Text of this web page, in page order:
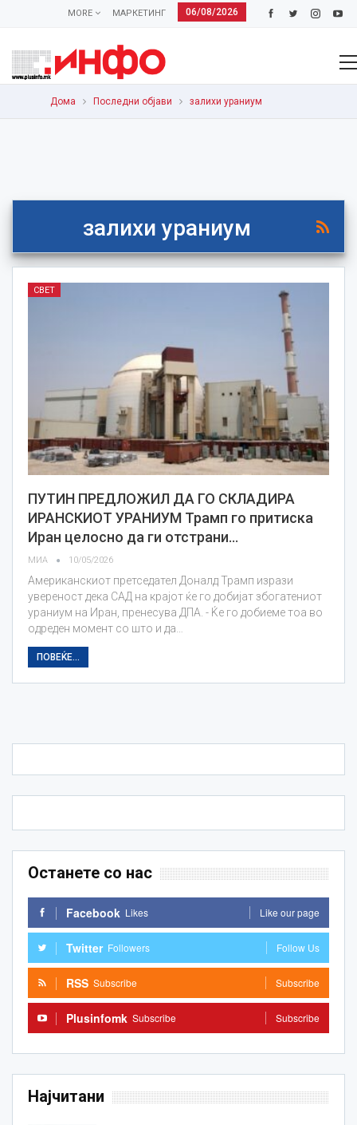
06/08/2026
МАРКЕТИНГ
MORE
Дома Последни објави залихи ураниум
залихи ураниум
СВЕТ
ПУТИН ПРЕДЛОЖИЛ ДА ГО СКЛАДИРА
ИРАНСКИОТ УРАНИУМ Трамп го притиска
Иран целосно да ги отстрани…
МИА 10/05/2026
Американскиот претседател Доналд Трамп изрази
увереност дека САД на крајот ќе го добијат збогатениот
ураниум на Иран, пренесува ДПА. - Ќе го добиеме тоа во
одреден момент со што и да…
ПОВЕЌЕ...
Останете со нас
Facebook Likes Like our page
Twitter Followers Follow Us
RSS Subscribe Subscribe
Plusinfomk Subscribe Subscribe
Најчитани